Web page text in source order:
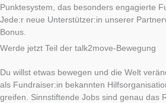
Punktesystem, das besonders engagierte
Jede:r neue Unterstützer:in unserer
Bonus.
Werde jetzt Teil der talk2move-Bewegung
Du willst etwas bewegen und die Welt
als Fundraiser:in bekannten
greifen. Sinnstiftende Jobs sind genau das